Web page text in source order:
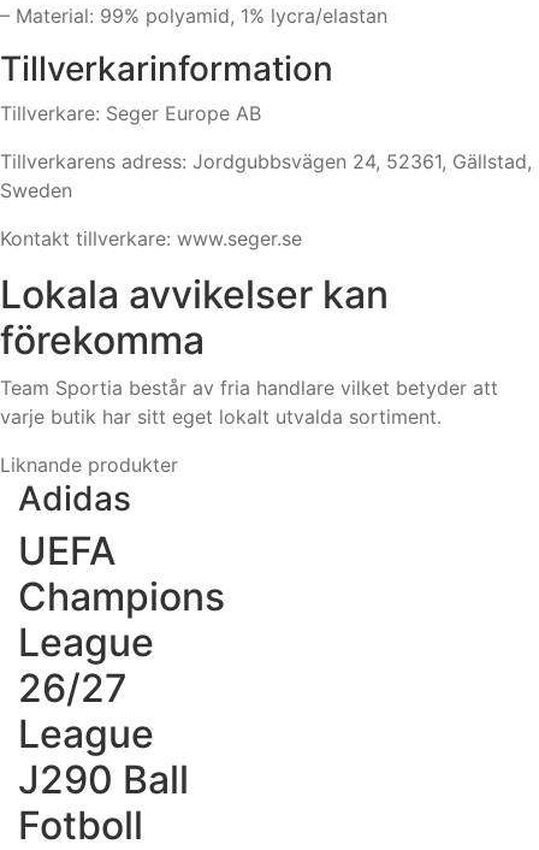
– Material: 99% polyamid, 1% lycra/elastan
Tillverkarinformation
Tillverkare: Seger Europe AB
Tillverkarens adress: Jordgubbsvägen 24, 52361, Gällstad,
Sweden
Kontakt tillverkare: www.seger.se
Lokala avvikelser kan
förekomma
Team Sportia består av fria handlare vilket betyder att
varje butik har sitt eget lokalt utvalda sortiment.
Liknande produkter
Adidas
UEFA
Champions
League
26/27
League
J290 Ball
Fotboll